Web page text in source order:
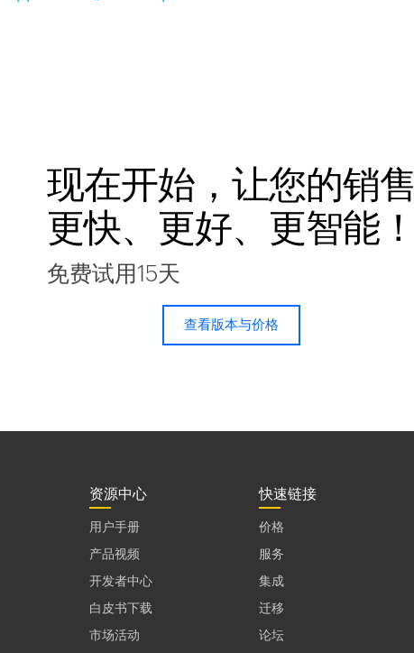
现在开始，让您的销售
更快、更好、更智能！
免费试用15天
查看版本与价格
资源中心
用户手册
产品视频
开发者中心
白皮书下载
市场活动
快速链接
价格
服务
集成
迁移
论坛